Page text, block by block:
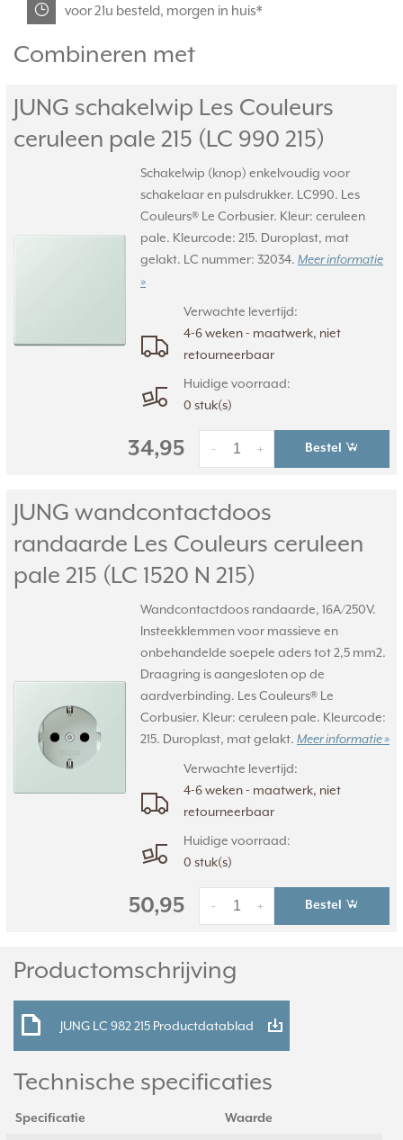
voor 21u besteld, morgen in huis*
Combineren met
JUNG schakelwip Les Couleurs
ceruleen pale 215 (LC 990 215)
Schakelwip (knop) enkelvoudig voor
schakelaar en pulsdrukker. LC990. Les
Couleurs® Le Corbusier. Kleur: ceruleen
pale. Kleurcode: 215. Duroplast, mat
gelakt. LC nummer: 32034. Meer informatie
»
Verwachte levertijd:
4-6 weken - maatwerk, niet
retourneerbaar
Huidige voorraad:
0 stuk(s)
34,95 +
- Bestel
JUNG wandcontactdoos
randaarde Les Couleurs ceruleen
pale 215 (LC 1520 N 215)
Wandcontactdoos randaarde, 16A/250V.
Insteekklemmen voor massieve en
onbehandelde soepele aders tot 2,5 mm2.
Draagring is aangesloten op de
aardverbinding. Les Couleurs® Le
Corbusier. Kleur: ceruleen pale. Kleurcode:
215. Duroplast, mat gelakt. Meer informatie »
Verwachte levertijd:
4-6 weken - maatwerk, niet
retourneerbaar
Huidige voorraad:
0 stuk(s)
50,95 +
- Bestel
Productomschrijving
JUNG LC 982 215 Productdatablad
Technische specificaties
Specificatie Waarde